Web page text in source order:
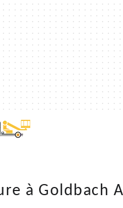
à Goldbach